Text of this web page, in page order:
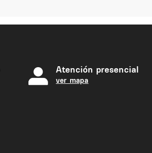
Atención presencial
ver mapa